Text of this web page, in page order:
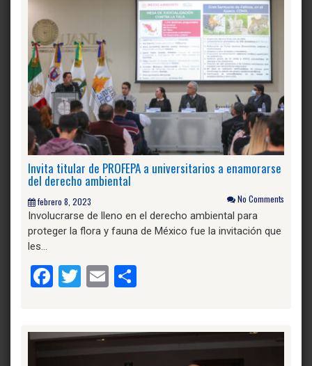
Invita titular de PROFEPA a universitarios a enamorarse
del derecho ambiental
febrero 8, 2023 No Comments
Involucrarse de lleno en el derecho ambiental para
proteger la flora y fauna de México fue la invitación que
les…
Facebook
Twitter
Email